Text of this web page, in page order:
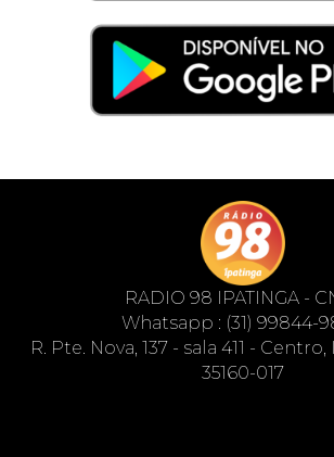
RADIO 98 IPATINGA -
Whatsapp : (31) 99844-
R. Pte. Nova, 137 - sala 411 -
35160-017